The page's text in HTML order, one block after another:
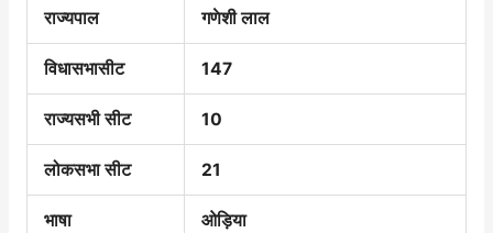
राज्यपाल गणेशी लाल
विधासभासीट 147
राज्यसभी सीट 10
लोकसभा सीट 21
भाषा ओड़िया